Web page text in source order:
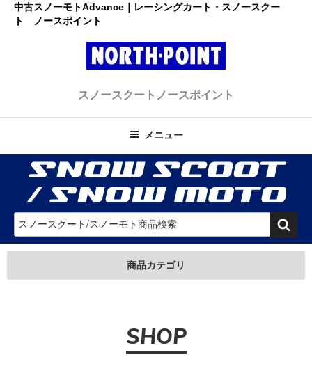
中古スノーモトAdvance｜レーシングカート・スノースクー
ト ノースポイント
ト ノースポイント
スノースクート ノースポイント
メニュー
索
商品カテゴリ
SHOP